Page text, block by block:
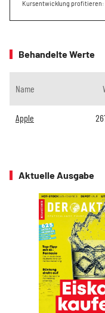
Kursentwicklung profitieren:
Behandelte Werte
Name
Apple
Aktuelle Ausgabe